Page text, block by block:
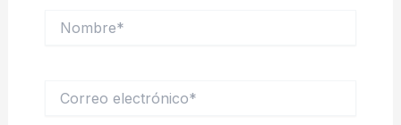
electrónico*